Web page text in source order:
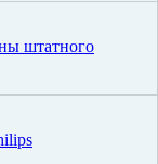
штатного